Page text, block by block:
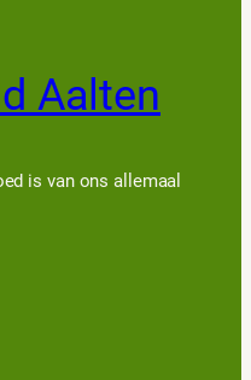
Aalten
is van ons allemaal